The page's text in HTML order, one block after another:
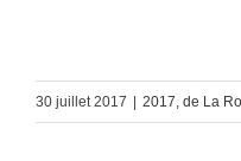
30 juillet 2017 | 2017, de La